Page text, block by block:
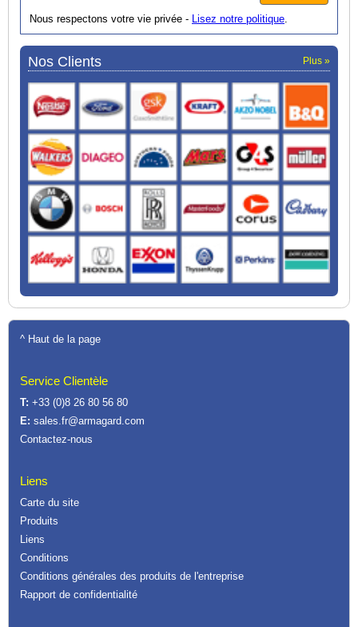
Nous respectons votre vie privée - Lisez notre politique.
Plus »
Nos Clients
^ Haut de la page
Service Clientèle
T: +33 (0)8 26 80 56 80
E: sales.fr@armagard.com
Contactez-nous
Liens
Carte du site
Produits
Liens
Conditions
Conditions générales des produits de l'entreprise
Rapport de confidentialité